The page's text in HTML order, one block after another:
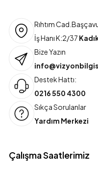
Rıhtım
İş Hanı K:2/37
Bize Yazın
Destek Hattı:
0216 550 4300
Sıkça Sorulanlar
Yardım Merkezi
Çalışma Saatlerimiz